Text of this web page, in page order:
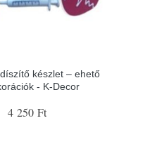
készlet – ehető
- K-Decor
4 250 Ft